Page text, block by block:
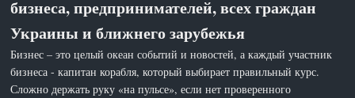
бизнеса, предпринимателей, всех граждан
Украины и ближнего зарубежья
Бизнес – это целый океан событий и новостей, а каждый участник
бизнеса - капитан корабля, который выбирает правильный курс.
Сложно держать руку «на пульсе», если нет проверенного